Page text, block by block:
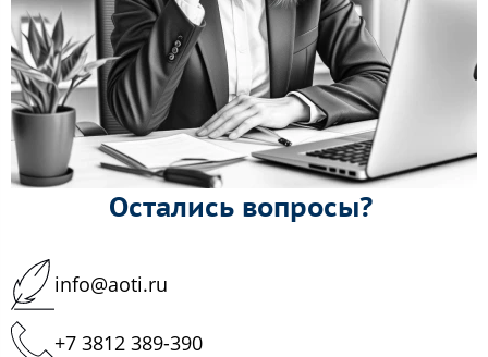
Остались вопросы?
info@aoti.ru
+7 3812 389-390